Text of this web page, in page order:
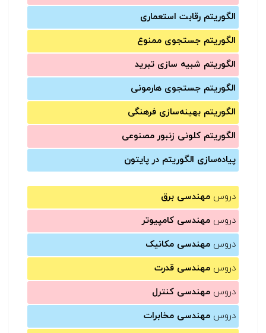
الگوریتم رقابت استعماری
الگوریتم جستجوی ممنوع
الگوریتم شبیه سازی تبرید
الگوریتم جستجوی هارمونی
الگوریتم بهینه‌سازی فرهنگی
الگوریتم کلونی زنبور مصنوعی
پیاده‌سازی الگوریتم در پایتون
دروس مهندسی برق
دروس مهندسی کامپیوتر
دروس مهندسی مکانیک
دروس مهندسی قدرت
دروس مهندسی کنترل
دروس مهندسی مخابرات